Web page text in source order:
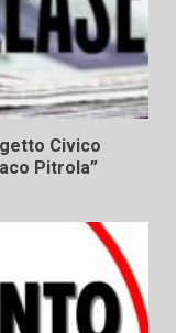
Civico
Pitrola”